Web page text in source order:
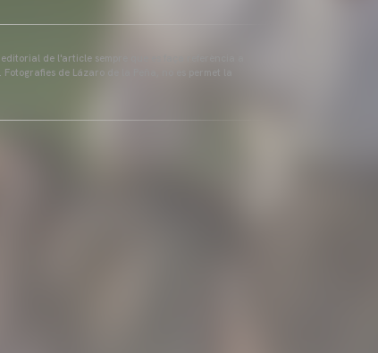
de l'article sempre que es faça referència a
de Lázaro de la Peña, no es permet la